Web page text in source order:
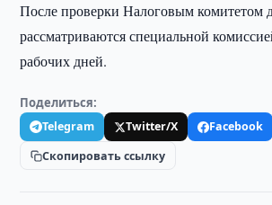
После проверки Налоговым комитетом
рассматриваются специальной
рабочих дней.
Поделиться:
Telegram Twitter/X
Facebook
Скопировать ссылку